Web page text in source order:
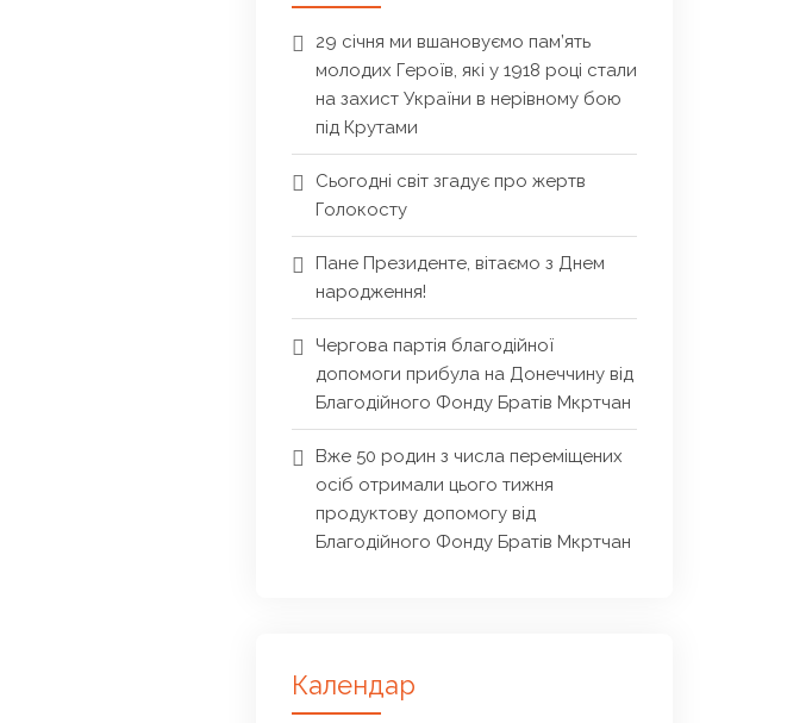
29 січня ми вшановуємо пам’ять
молодих Героїв, які у 1918 році стали
на захист України в нерівному бою
під Крутами
Сьогодні світ згадує про жертв
Голокосту
Пане Президенте, вітаємо з Днем
народження!
Чергова партія благодійної
допомоги прибула на Донеччину від
Благодійного Фонду Братів Мкртчан
Вже 50 родин з числа переміщених
осіб отримали цього тижня
продуктову допомогу від
Благодійного Фонду Братів Мкртчан
Календар